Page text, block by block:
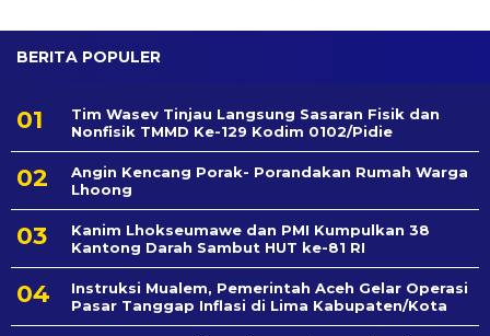
BERITA POPULER
Tim Wasev Tinjau Langsung Sasaran Fisik dan
Nonfisik TMMD Ke-129 Kodim 0102/Pidie
Angin Kencang Porak- Porandakan Rumah Warga
Lhoong
Kanim Lhokseumawe dan PMI Kumpulkan 38
Kantong Darah Sambut HUT ke-81 RI
Instruksi Mualem, Pemerintah Aceh Gelar Operasi
Pasar Tanggap Inflasi di Lima Kabupaten/Kota